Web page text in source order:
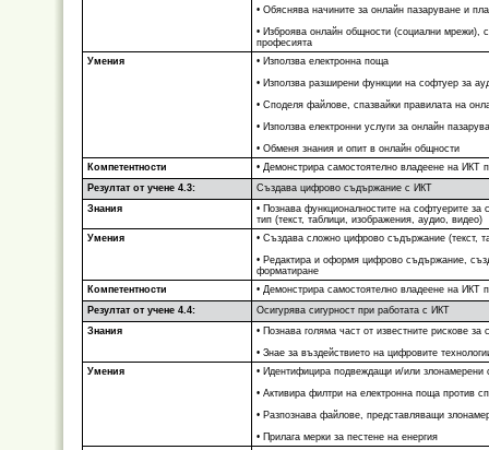
• Обяснява начините за онлайн пазаруване и
• Изброява онлайн общности (социални мрежи),
професията
Умения
• Използва електронна поща
• Използва разширени функции на софтуер за
• Споделя файлове, спазвайки правилата на
• Използва електронни услуги за онлайн
• Обменя знания и опит в онлайн общности
Компетентности
• Демонстрира самостоятелно владеене на ИКТ
Резултат от учене 4.3:
Създава цифрово съдържание с ИКТ
Знания
• Познава функционалностите на софтуерите
тип (текст, таблици, изображения, аудио, видео)
Умения
• Създава сложно цифрово съдържание (текст,
• Редактира и оформя цифрово съдържание,
форматиране
Компетентности
• Демонстрира самостоятелно владеене на ИКТ
Резултат от учене 4.4:
Осигурява сигурност при работата с ИКТ
Знания
• Познава голяма част от известните рискове за
• Знае за въздействието на цифровите
Умения
• Идентифицира подвеждащи и/или злонамерени
• Активира филтри на електронна поща против
• Разпознава файлове, представляващи
• Прилага мерки за пестене на енергия